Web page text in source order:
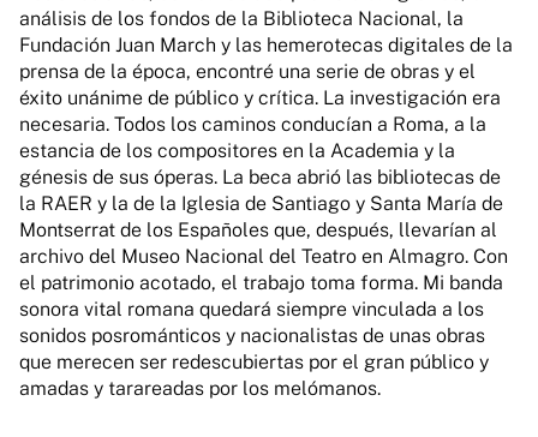
análisis de los fondos de la Biblioteca Nacional, la
Fundación Juan March y las hemerotecas digitales de la
prensa de la época, encontré una serie de obras y el
éxito unánime de público y crítica. La investigación era
necesaria. Todos los caminos conducían a Roma, a la
estancia de los compositores en la Academia y la
génesis de sus óperas. La beca abrió las bibliotecas de
la RAER y la de la Iglesia de Santiago y Santa María de
Montserrat de los Españoles que, después, llevarían al
archivo del Museo Nacional del Teatro en Almagro. Con
el patrimonio acotado, el trabajo toma forma. Mi banda
sonora vital romana quedará siempre vinculada a los
sonidos posrománticos y nacionalistas de unas obras
que merecen ser redescubiertas por el gran público y
amadas y tarareadas por los melómanos.